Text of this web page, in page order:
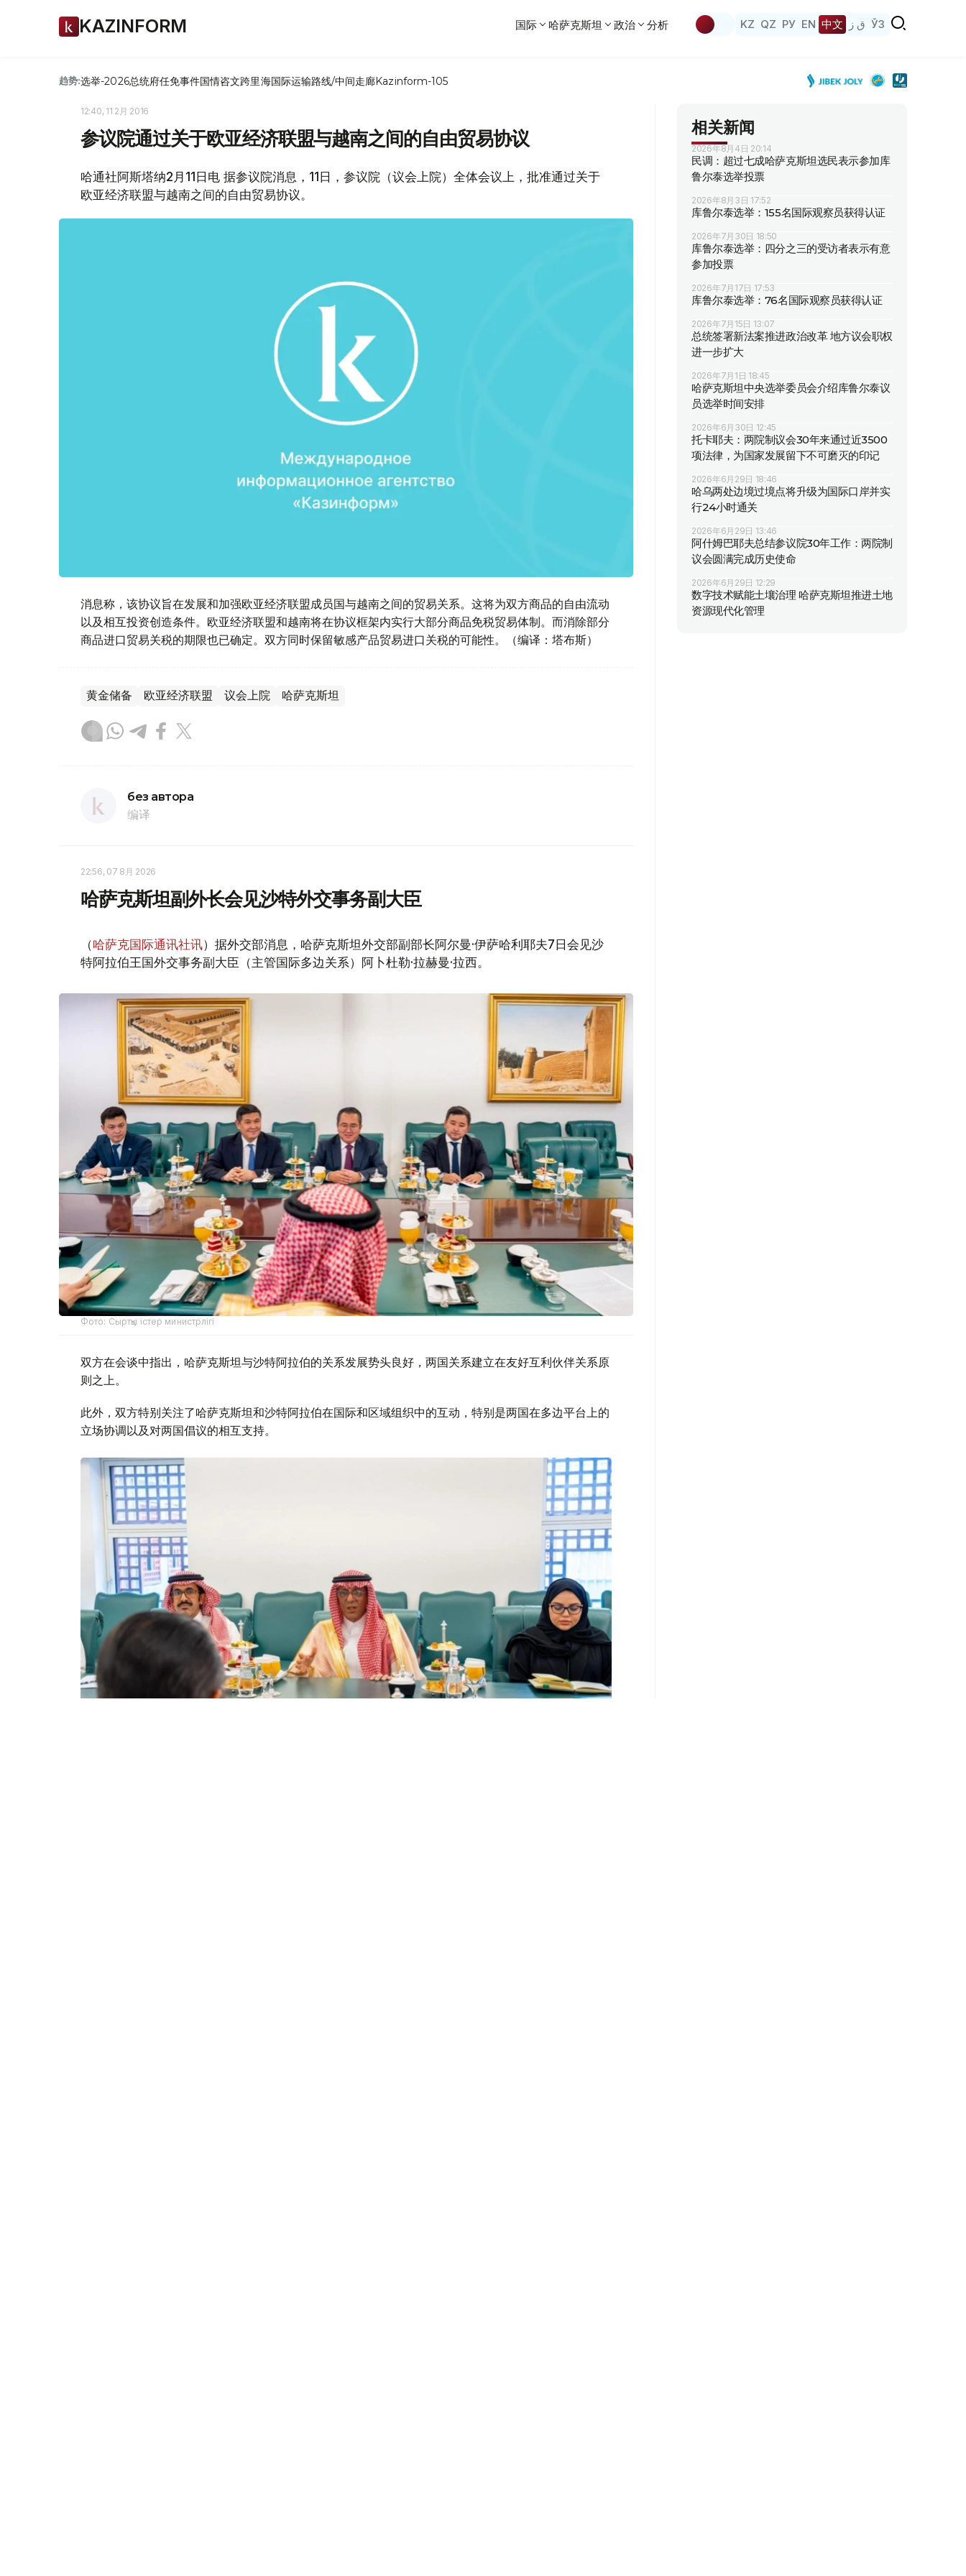
KAZINFORM 国际 哈萨克斯坦 政治 分析 KZ QZ РУ EN 中文 ق ز ЎЗ
趋势:选举-2026总统府任免事件国情咨文跨里海国际运输路线/中间走廊Kazinform-105
12:40, 11 2月 2016
参议院通过关于欧亚经济联盟与越南之间的自由贸易协议
哈通社阿斯塔纳2月11日电 据参议院消息，11日，参议院（议会上院）全体会议上，批准通过关于
欧亚经济联盟与越南之间的自由贸易协议。
消息称，该协议旨在发展和加强欧亚经济联盟成员国与越南之间的贸易关系。这将为双方商品的自由流动
以及相互投资创造条件。欧亚经济联盟和越南将在协议框架内实行大部分商品免税贸易体制。而消除部分
商品进口贸易关税的期限也已确定。双方同时保留敏感产品贸易进口关税的可能性。（编译：塔布斯）
黄金储备 欧亚经济联盟 议会上院 哈萨克斯坦
без автора
编译
22:56, 07 8月 2026
哈萨克斯坦副外长会见沙特外交事务副大臣
（哈萨克国际通讯社讯）据外交部消息，哈萨克斯坦外交部副部长阿尔曼·伊萨哈利耶夫7日会见沙
特阿拉伯王国外交事务副大臣（主管国际多边关系）阿卜杜勒·拉赫曼·拉西。
Фото: Сыртқы істер министрлігі
双方在会谈中指出，哈萨克斯坦与沙特阿拉伯的关系发展势头良好，两国关系建立在友好互利伙伴关系原
则之上。
此外，双方特别关注了哈萨克斯坦和沙特阿拉伯在国际和区域组织中的互动，特别是两国在多边平台上的
立场协调以及对两国倡议的相互支持。
相关新闻
2026年8月4日 20:14
民调：超过七成哈萨克斯坦选民表示参加库
鲁尔泰选举投票
2026年8月3日 17:52
库鲁尔泰选举：155名国际观察员获得认证
2026年7月30日 18:50
库鲁尔泰选举：四分之三的受访者表示有意
参加投票
2026年7月17日 17:53
库鲁尔泰选举：76名国际观察员获得认证
2026年7月15日 13:07
总统签署新法案推进政治改革 地方议会职权
进一步扩大
2026年7月1日 18:45
哈萨克斯坦中央选举委员会介绍库鲁尔泰议
员选举时间安排
2026年6月30日 12:45
托卡耶夫：两院制议会30年来通过近3500
项法律，为国家发展留下不可磨灭的印记
2026年6月29日 18:46
哈乌两处边境过境点将升级为国际口岸并实
行24小时通关
2026年6月29日 13:46
阿什姆巴耶夫总结参议院30年工作：两院制
议会圆满完成历史使命
2026年6月29日 12:29
数字技术赋能土壤治理 哈萨克斯坦推进土地
资源现代化管理